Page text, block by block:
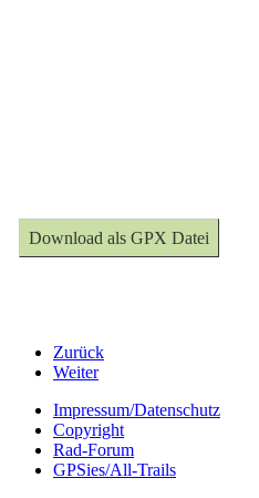
Download als GPX Datei
Zurück
Weiter
Impressum/Datenschutz
Copyright
Rad-Forum
GPSies/All-Trails